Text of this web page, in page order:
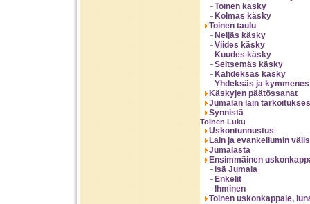
Toinen käsky
Kolmas käsky
Toinen taulu
Neljäs käsky
Viides käsky
Kuudes käsky
Seitsemäs käsky
Kahdeksas käsky
Yhdeksäs ja
Käskyjen päätössanat
Jumalan lain
Synnistä
Toinen Luku
Uskontunnustus
Lain ja evankeliumin
Jumalasta
Ensimmäinen
Isä Jumala
Enkelit
Ihminen
Toinen uskonkappale,